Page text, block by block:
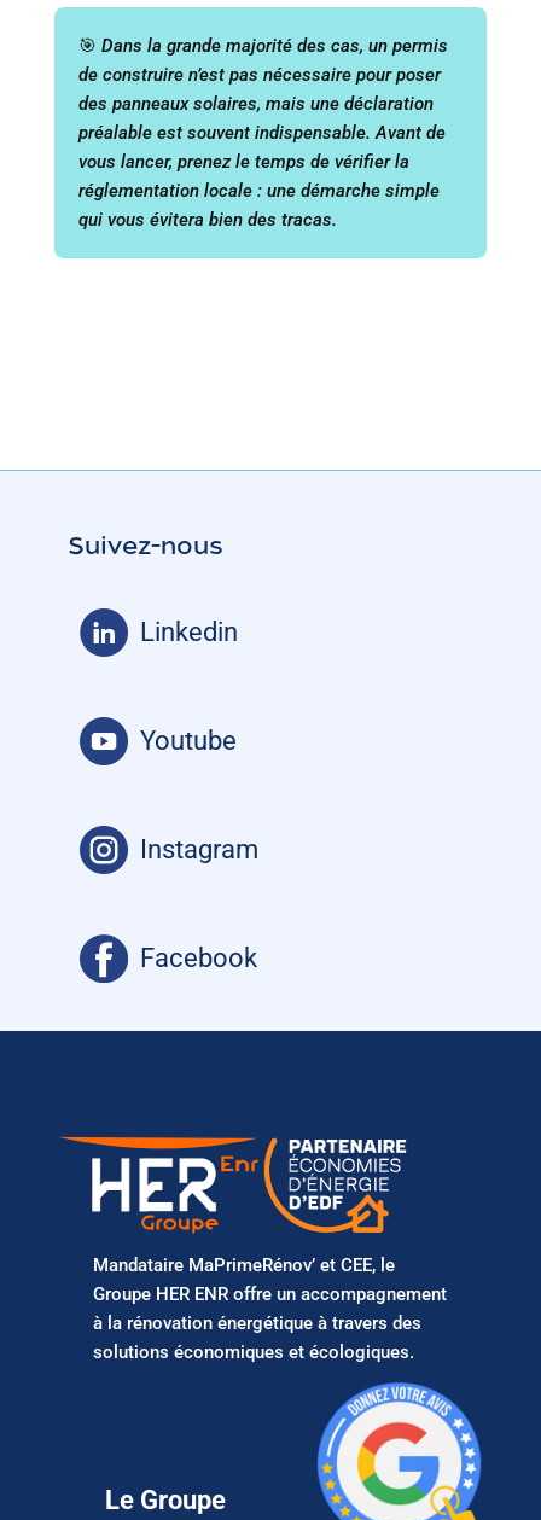
🎯 Dans la grande majorité des cas, un permis
de construire n’est pas nécessaire pour poser
des panneaux solaires, mais une déclaration
préalable est souvent indispensable. Avant de
vous lancer, prenez le temps de vérifier la
réglementation locale : une démarche simple
qui vous évitera bien des tracas.
Suivez-nous
Linkedin
Youtube
Instagram
Facebook
Mandataire MaPrimeRénov’ et CEE, le
Groupe HER ENR offre un accompagnement
à la rénovation énergétique à travers des
solutions économiques et écologiques.
Le Groupe